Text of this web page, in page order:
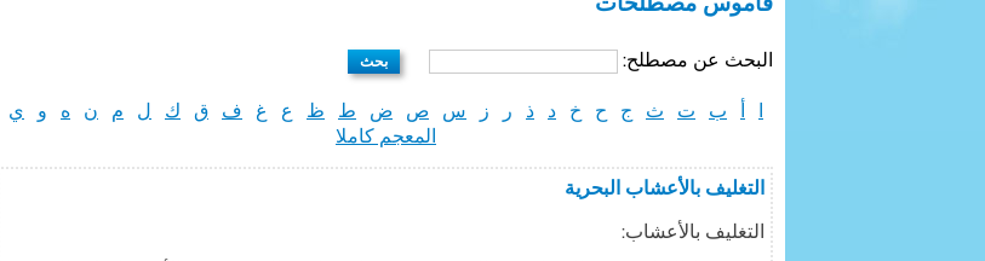
البحث عن مصطلح:
ا أ ب ت ث ج ح خ د ذ ر ز س ص ض ط ظ ع غ ف ق ك ل م ن ه و
ي
المعجم كاملا
التغليف بالأعشاب البحرية
التغليف بالأعشاب: